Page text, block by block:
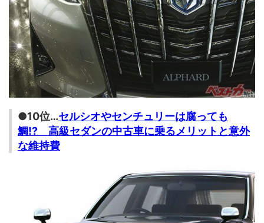
●10位…セルシオやセンチュリーは腐っても
鯛!? 高級セダンの中古車に乗るメリットと意外
な維持費